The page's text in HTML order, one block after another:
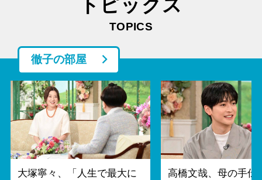
トピックス
TOPICS
徹子の部屋
大塚寧々、「人生で最大に
高橋文哉、母の手伝